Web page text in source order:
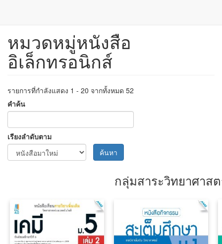
ข้าม
เนื้อหา
หมวดหมู่หนังสือ
อิเล็กทรอนิกส์
รายการที่กำลังแสดง 1 - 20 จากทั้งหมด 52
คำค้น
เรียงลำดับตาม
ค้นหา
กลุ่มสาระวิทยาศาส